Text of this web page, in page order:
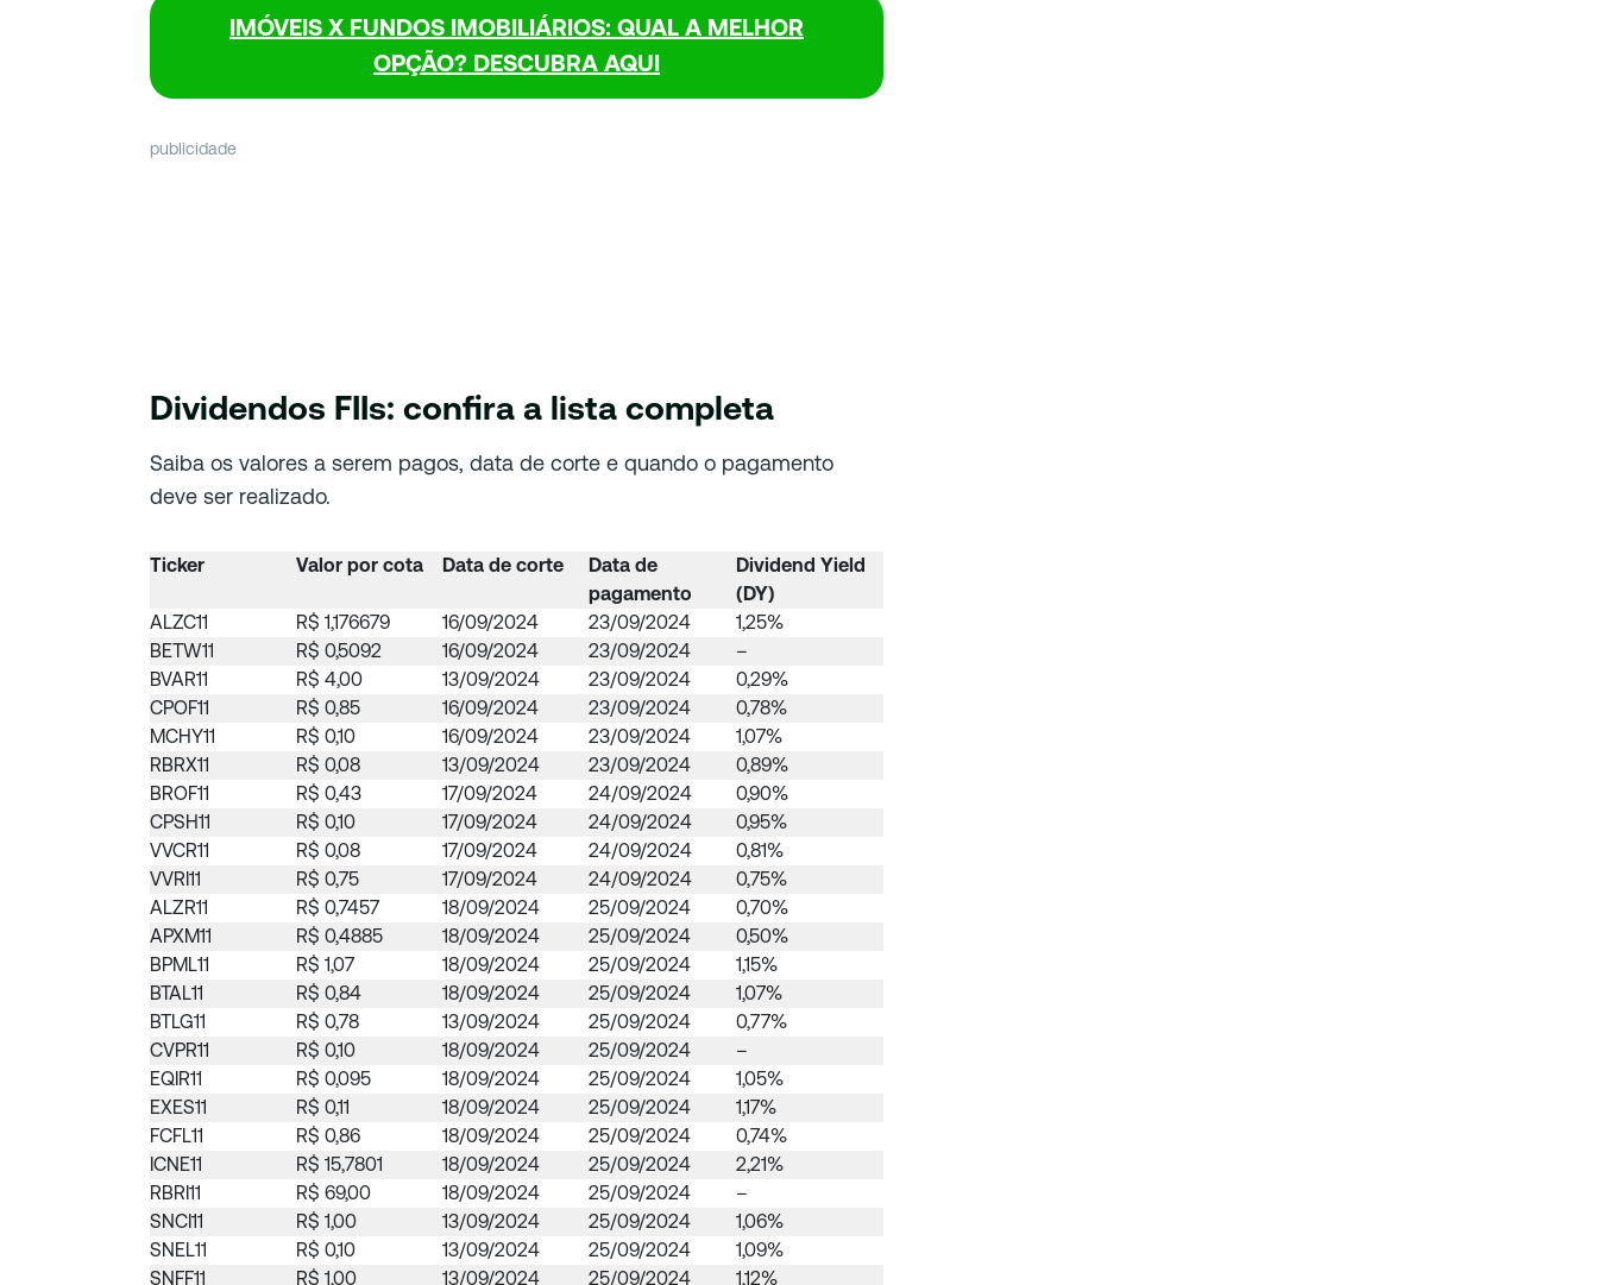
IMÓVEIS X FUNDOS IMOBILIÁRIOS: QUAL A MELHOR
OPÇÃO? DESCUBRA AQUI
publicidade
Dividendos FIIs: confira a lista completa
Saiba os valores a serem pagos, data de corte e quando o pagamento
deve ser realizado.
Ticker Valor por cota Data de corte
Data de
pagamento
Dividend Yield
(DY)
ALZC11
R$ 1,176679 16/09/2024 23/09/2024
1,25%
BETW11
R$ 0,5092 16/09/2024 23/09/2024
–
BVAR11
R$ 4,00 13/09/2024 23/09/2024
0,29%
CPOF11
R$ 0,85 16/09/2024 23/09/2024
0,78%
MCHY11
R$ 0,10 16/09/2024 23/09/2024
1,07%
RBRX11
R$ 0,08 13/09/2024 23/09/2024
0,89%
BROF11
R$ 0,43 17/09/2024 24/09/2024
0,90%
CPSH11
R$ 0,10 17/09/2024 24/09/2024
0,95%
VVCR11
R$ 0,08 17/09/2024 24/09/2024
0,81%
VVRI11
R$ 0,75 17/09/2024 24/09/2024
0,75%
ALZR11
R$ 0,7457 18/09/2024 25/09/2024
0,70%
APXM11
R$ 0,4885 18/09/2024 25/09/2024
0,50%
BPML11
R$ 1,07 18/09/2024 25/09/2024
1,15%
BTAL11
R$ 0,84 18/09/2024 25/09/2024
1,07%
BTLG11
R$ 0,78 13/09/2024 25/09/2024
0,77%
CVPR11
R$ 0,10 18/09/2024 25/09/2024
–
EQIR11
R$ 0,095 18/09/2024 25/09/2024
1,05%
EXES11
R$ 0,11 18/09/2024 25/09/2024
1,17%
FCFL11
R$ 0,86 18/09/2024 25/09/2024
0,74%
ICNE11
R$ 15,7801 18/09/2024 25/09/2024
2,21%
RBRI11
R$ 69,00 18/09/2024 25/09/2024
–
SNCI11
R$ 1,00 13/09/2024 25/09/2024
1,06%
SNEL11
R$ 0,10 13/09/2024 25/09/2024
1,09%
SNFF11
R$ 1,00 13/09/2024 25/09/2024
1,12%